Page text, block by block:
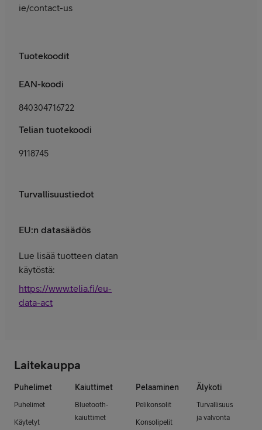
ie/contact-us
Tuotekoodit
EAN-koodi
840304716722
Telian tuotekoodi
9118745
Turvallisuustiedot
EU:n datasäädös
Lue lisää tuotteen datan
käytöstä:
https://www.telia.fi/eu-
data-act
Laitekauppa
Puhelimet
Puhelimet
Käytetyt
Kaiuttimet
Bluetooth-
kaiuttimet
Pelaaminen
Pelikonsolit
Konsolipelit
Älykoti
Turvallisuus
ja valvonta